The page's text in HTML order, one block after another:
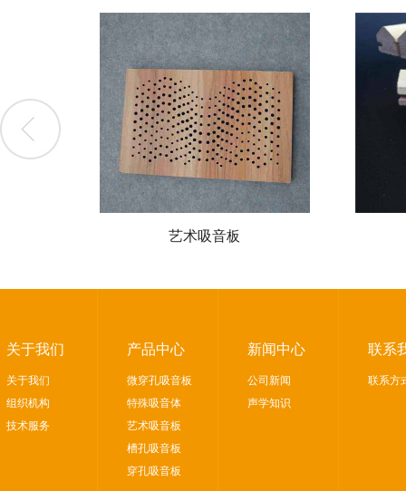
艺术吸音板
关于我们
关于我们
组织机构
技术服务
产品中心
微穿孔吸音板
特殊吸音体
艺术吸音板
槽孔吸音板
穿孔吸音板
新闻中心
公司新闻
声学知识
联系
联系方